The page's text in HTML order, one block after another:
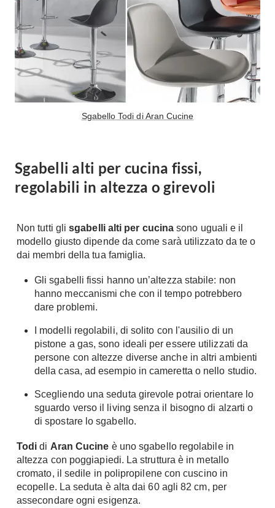
Tappeti
Oggettistica
Complementi arredo
Notte
Camere Matrimoniali
Letti
Lenzuola
Piumini
Letti a Scomparsa
Armadi
Armadio ante Battenti
Armadi ante
Scorrevoli
Cabine Armadio
Armadi su misura
Armadi Angolo
I consigli sugli armadi
Camerette
Camerette Ragazzi
Camerette Bambini
Letti a Castello
Per Neonati
Lettini
Lavapavimenti
Progetti
Ristrutturazione
Progetto
Norme
Hi-Fi
Televisori
Home-Theatre
Console
Porte
Blindate
Porte Scorrevoli
Portoni
Maniglie
Finestre
Finestre Pvc
Finestre Legno
Persiane
Sgabello Todi di Aran Cucine
Sgabelli alti per cucina fissi,
regolabili in altezza o girevoli
Non tutti glisgabelli alti per cucina sono uguali e il
modello giusto dipende da come sarà utilizzato da te o
dai membri della tua famiglia.
Gli sgabelli fissi hanno un’altezza stabile: non
hanno meccanismi che con il tempo potrebbero
dare problemi.
I modelli regolabili, di solito con l'ausilio di un
pistone a gas, sono ideali per essere utilizzati da
persone con altezze diverse anche in altri ambienti
della casa, ad esempio in cameretta o nello studio.
Scegliendo una seduta girevole potrai orientare lo
sguardo verso il living senza il bisogno di alzarti o
di spostare lo sgabello.
Todi di Aran Cucine è uno sgabello regolabile in
altezza con poggiapiedi. La struttura è in metallo
cromato, il sedile in polipropilene con cuscino in
ecopelle. La seduta è alta dai 60 agli 82 cm, per
assecondare ogni esigenza.